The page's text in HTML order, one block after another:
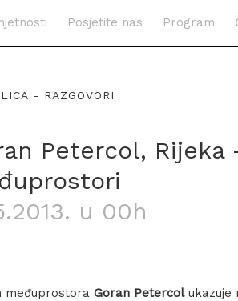
Posjetite nas Program
- RAZGOVORI
Petercol, Rijeka
u 00h
međuprostora Goran Petercolukazuje